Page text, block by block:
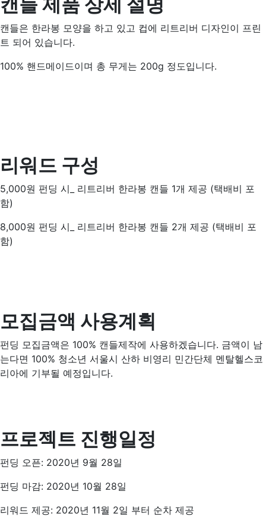
캔들은 한라봉 모양을 하고 있고 컵에 리트리버 디자인이 프린
트 되어 있습니다.
100% 핸드메이드이며 총 무게는 200g 정도입니다.
리워드 구성
5,000원 펀딩 시_ 리트리버 한라봉 캔들 1개 제공 (택배비 포
함)
8,000원 펀딩 시_ 리트리버 한라봉 캔들 2개 제공 (택배비 포
함)
모집금액 사용계획
펀딩 모집금액은 100% 캔들제작에 사용하겠습니다. 금액이 남
는다면 100% 청소년 서울시 산하 비영리 민간단체 멘탈헬스코
리아에 기부될 예정입니다.
프로젝트 진행일정
펀딩 오픈: 2020년 9월 28일
펀딩 마감: 2020년 10월 28일
리워드 제공: 2020년 11월 2일 부터 순차 제공